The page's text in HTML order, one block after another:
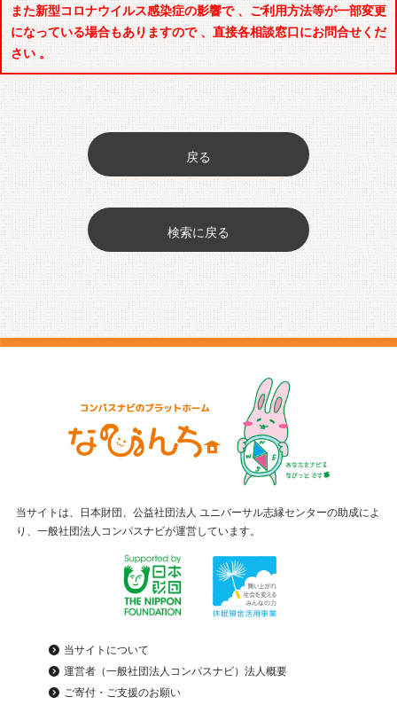
また新型コロナウイルス感染症の影響で 、ご利用方法等が一部変更
になっている場合もありますので 、直接各相談窓口にお問合せくだ
さい 。
戻る
検索に戻る
当サイトは、日本財団、公益社団法人 ユニバーサル志縁センターの助成によ
り、一般社団法人コンパスナビが運営しています。
当サイトについて
運営者（一般社団法人コンパスナビ）法人概要
ご寄付・ご支援のお願い